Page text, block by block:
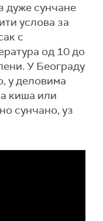
дуже сунчане
услова за
с
од 10 до
У Београду
у деловима
киша или
сунчано, уз